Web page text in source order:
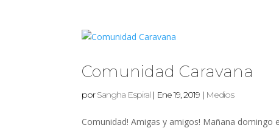
Comunidad Caravana
porSangha Espiral | Ene 19, 2019 | Medios
Comunidad! Amigas y amigos! Mañana